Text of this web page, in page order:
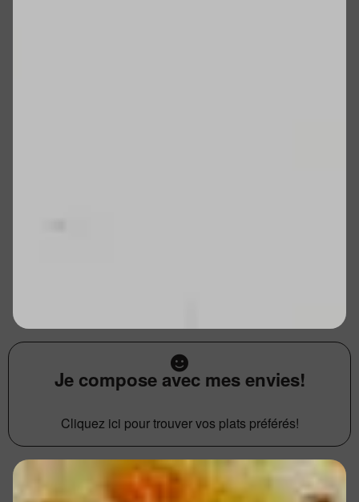
Je compose avec mes envies!
Cliquez ici pour trouver vos plats préférés!